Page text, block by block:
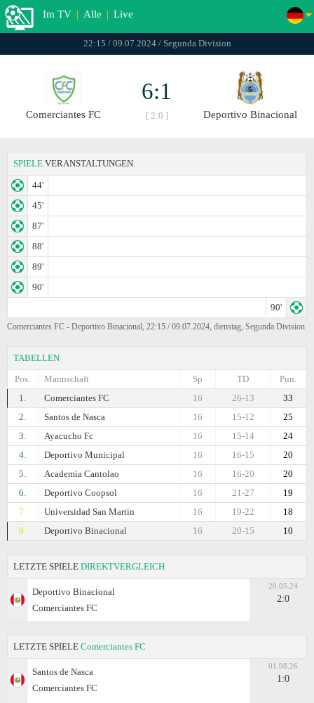
Im TV | Alle | Live
22:15 / 09.07.2024 / Segunda Divisiоn
Comerciantes FC
6:1
[ 2:0 ] Deportivo Binacional
SPIELE VERANSTALTUNGEN
44'
45'
87'
88'
89'
90'
90'
Comerciantes FC - Deportivo Binacional, 22:15 / 09.07.2024, dienstag, Segunda Divisiоn
TABELLEN
Pos.
Mannschaft Pun.
TD
Sp
1.
Comerciantes FC 33
26-13
16
2.
Santos de Nasca 25
15-12
16
3.
Ayacucho Fc 24
15-14
16
4.
Deportivo Municipal 20
16-15
16
5.
Academia Cantolao 20
16-20
16
6.
Deportivo Coopsol 19
21-27
16
7.
Universidad San Martin 18
19-22
16
9.
Deportivo Binacional 10
20-15
16
LETZTE SPIELE DIREKTVERGLEICH
Deportivo Binacional
Comerciantes FC
20.05.24
2:0
LETZTE SPIELE Comerciantes FC
Santos de Nasca
Comerciantes FC
01.08.26
1:0